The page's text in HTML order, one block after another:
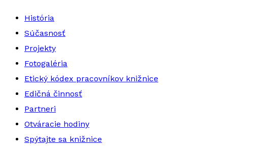
História
Súčasnosť
Projekty
Fotogaléria
Etický kódex pracovníkov knižnice
Edičná činnosť
Partneri
Otváracie hodiny
Spýtajte sa knižnice